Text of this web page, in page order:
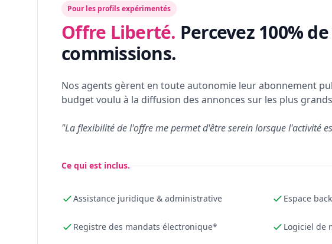
Pour les profils expérimentés
Offre Liberté. Percevez 100%
commissions.
Nos agents gèrent en toute autonomie leur abonnement
budget voulu à la diffusion des annonces sur les plus
"La flexibilité de l'offre me permet d'être serein lorsque l'activité
Ce qui est inclus.
Assistance juridique & administrative Espace
Registre des mandats électronique* Logiciel de